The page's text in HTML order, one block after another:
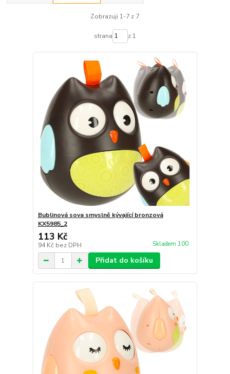
Zobrazuji 1-7 z 7
strana z 1
Bublinová sova smyslně kývající bronzová
KX5985_2
113 Kč
94 Kč bez DPH Skladem 100
Přidat do košíku